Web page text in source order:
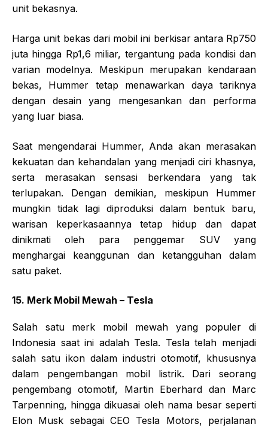
unit bekasnya.
Harga unit bekas dari mobil ini berkisar antara Rp750
juta hingga Rp1,6 miliar, tergantung pada kondisi dan
varian modelnya. Meskipun merupakan kendaraan
bekas, Hummer tetap menawarkan daya tariknya
dengan desain yang mengesankan dan performa
yang luar biasa.
Saat mengendarai Hummer, Anda akan merasakan
kekuatan dan kehandalan yang menjadi ciri khasnya,
serta merasakan sensasi berkendara yang tak
terlupakan. Dengan demikian, meskipun Hummer
mungkin tidak lagi diproduksi dalam bentuk baru,
warisan keperkasaannya tetap hidup dan dapat
dinikmati oleh para penggemar SUV yang
menghargai keanggunan dan ketangguhan dalam
satu paket.
15. Merk Mobil Mewah – Tesla
Salah satu merk mobil mewah yang populer di
Indonesia saat ini adalah Tesla. Tesla telah menjadi
salah satu ikon dalam industri otomotif, khususnya
dalam pengembangan mobil listrik. Dari seorang
pengembang otomotif, Martin Eberhard dan Marc
Tarpenning, hingga dikuasai oleh nama besar seperti
Elon Musk sebagai CEO Tesla Motors, perjalanan